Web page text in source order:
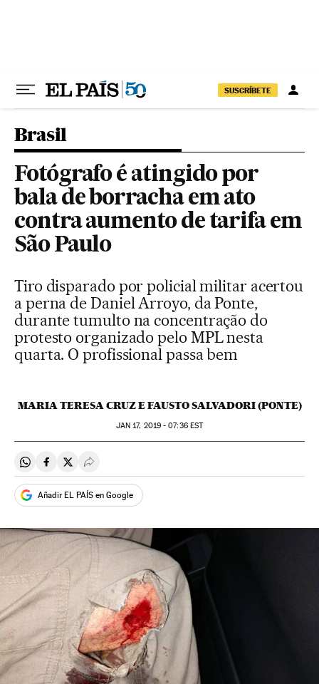
SUSCRÍBETE
Brasil
Fotógrafo é atingido por
bala de borracha em ato
contra aumento de tarifa em
São Paulo
Tiro disparado por policial militar acertou
a perna de Daniel Arroyo, da Ponte,
durante tumulto na concentração do
protesto organizado pelo MPL nesta
quarta. O profissional passa bem
MARIA TERESA CRUZ E FAUSTO SALVADORI (PONTE)
JAN 17, 2019 - 07:36EST
Compartir en Whatsapp
Compartir en Facebook
Compartir en Twitter
Desplegar Redes Sociales
Añadir EL PAÍS en Google